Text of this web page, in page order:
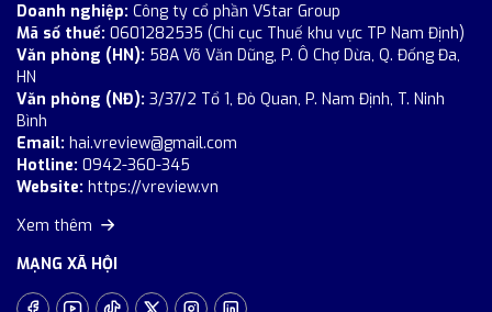
Doanh nghiệp: Công ty cổ phần VStar Group
Mã số thuế: 0601282535 (Chi cục Thuế khu vực TP Nam Định)
Văn phòng (HN): 58A Võ Văn Dũng, P. Ô Chợ Dừa, Q. Đống Đa,
HN
Văn phòng (NĐ): 3/37/2 Tổ 1, Đò Quan, P. Nam Định, T. Ninh
Bình
Email: hai.vreview@gmail.com
Hotline: 0942-360-345
Website: https://vreview.vn
Xem thêm
MẠNG XÃ HỘI